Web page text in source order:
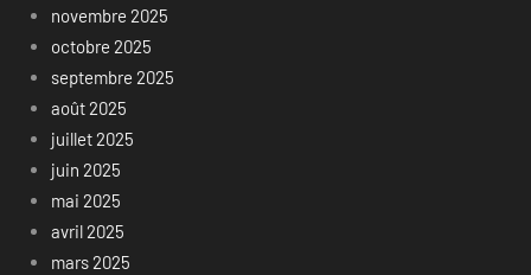
novembre 2025
octobre 2025
septembre 2025
août 2025
juillet 2025
juin 2025
mai 2025
avril 2025
mars 2025